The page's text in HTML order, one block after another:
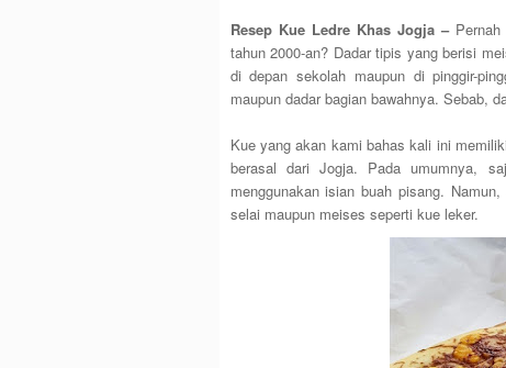
Resep Kue Ledre Khas Jogja –Pernah
tahun 2000-an? Dadar tipis yang berisi
di depan sekolah maupun di pinggir-
maupun dadar bagian bawahnya. Sebab,
Kue yang akan kami bahas kali ini
berasal dari Jogja. Pada umumnya,
menggunakan isian buah pisang.
selai maupun meises seperti kue leker.